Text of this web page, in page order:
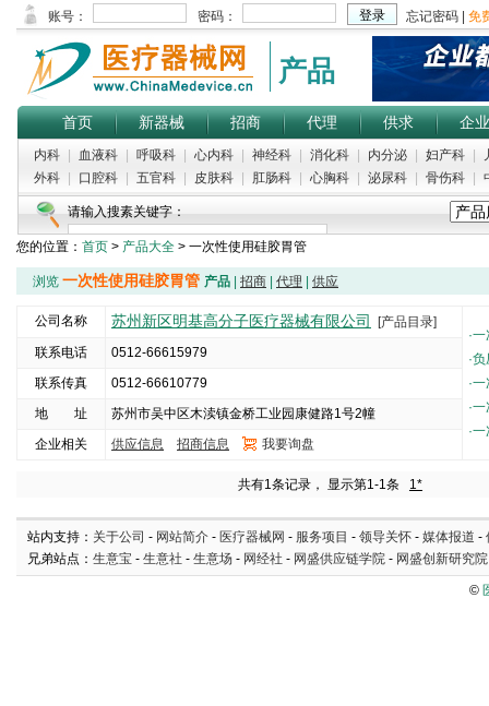
产品
首页 新器械 招商 代理 供求 企业
内科 血液科 呼吸科 心内科 神经科 消化科 内分泌 妇产科
外科
口腔科 五官科 皮肤科 肛肠科 心胸科 泌尿科 骨伤科
请输入搜素关键字：
热门搜索： 排卵测试片 |经络协调诊疗系统
您的位置： 首页 > 产品大全 > 一次性使用硅胶胃管
浏览 一次性使用硅胶胃管 产品 招商 代理 供应
公司名称 苏州新区明基高分子医疗器械有限公司
[产品目录]
·一
·负
·一
·一
·一
联系电话
0512-66615979
联系传真
0512-66610779
地 址
苏州市吴中区木渎镇金桥工业园康健路1号2幢
企业相关
供应信息 招商信息 我要询盘
共有1条记录， 显示第1-1条 1*
站内支持： 关于公司 - 网站简介 - 医疗器械网 - 服务项目 - 领导关怀 - 媒体报道 -
兄弟站点： 生意宝 - 生意社 - 生意场 - 网经社 - 网盛供应链学院 - 网盛创新研究院
©